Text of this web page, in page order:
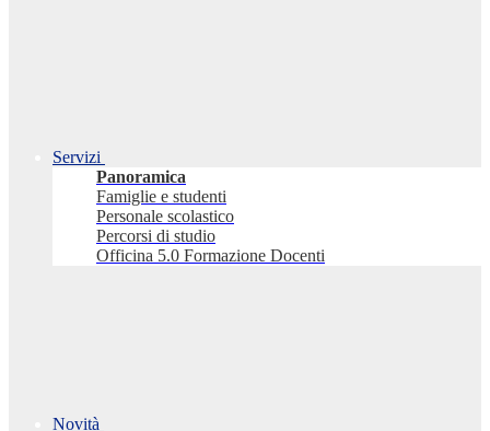
Servizi
Panoramica
Famiglie e studenti
Personale scolastico
Percorsi di studio
Officina 5.0 Formazione Docenti
Novità